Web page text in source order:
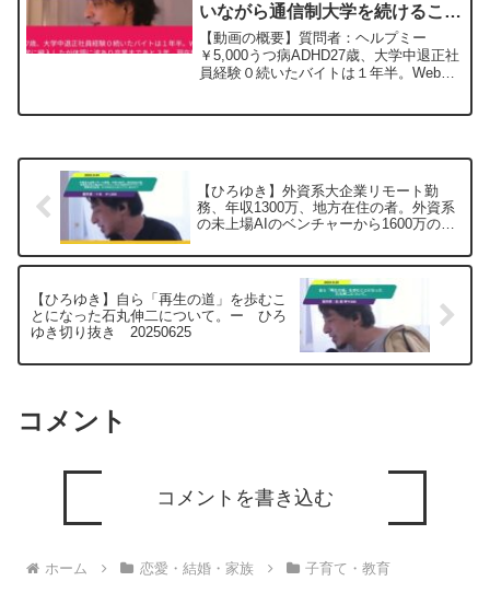
いながら通信制大学を続けること
は可能ですか？ー ひろゆき切り
抜き 20231128
【動画の概要】質問者：ヘルプミー
￥5,000うつ病ADHD27歳、大学中退正社
員経験０続いたバイトは１年半。Webデ
【ひろゆき】外資系大企業リモート勤
務、年収1300万、地方在住の者。外資系
の未上場AIのベンチャーから1600万のオ
らどうする？ーひろゆき切り抜き
【ひろゆき】自ら「再生の道」を歩むこ
とになった石丸伸二について。ー ひろ
ゆき切り抜き 20250625
コメント
コメントを書き込む
ホーム 恋愛・結婚・家族 子育て・教育